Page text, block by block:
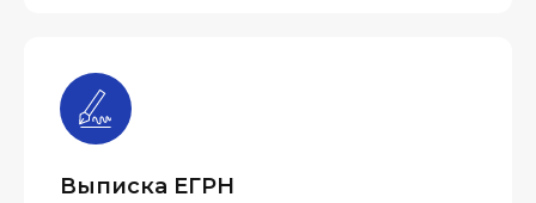
Выписка ЕГРН